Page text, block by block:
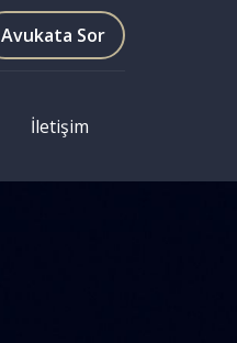
Avukata Sor
İletişim